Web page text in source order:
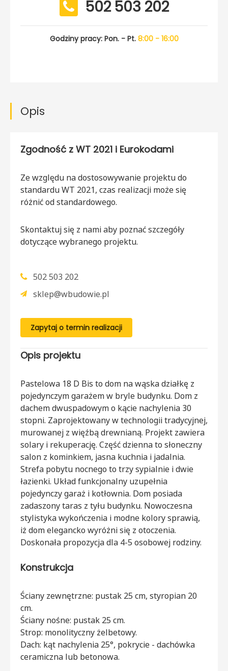
502 503 202
Godziny pracy: Pon. - Pt. 8:00 - 16:00
Opis
Zgodność z WT 2021 i Eurokodami
Ze względu na dostosowywanie projektu do
standardu WT 2021, czas realizacji może się
różnić od standardowego.
Skontaktuj się z nami aby poznać szczegóły
dotyczące wybranego projektu.
502 503 202
sklep@wbudowie.pl
Zapytaj o termin realizacji
Opis projektu
Pastelowa 18 D Bis to dom na wąska działkę z
pojedynczym garażem w bryle budynku. Dom z
dachem dwuspadowym o kącie nachylenia 30
stopni. Zaprojektowany w technologii tradycyjnej,
murowanej z więźbą drewnianą. Projekt zawiera
solary i rekuperację. Część dzienna to słoneczny
salon z kominkiem, jasna kuchnia i jadalnia.
Strefa pobytu nocnego to trzy sypialnie i dwie
łazienki. Układ funkcjonalny uzupełnia
pojedynczy garaż i kotłownia. Dom posiada
zadaszony taras z tyłu budynku. Nowoczesna
stylistyka wykończenia i modne kolory sprawią,
iż dom elegancko wyróżni się z otoczenia.
Doskonała propozycja dla 4-5 osobowej rodziny.
Konstrukcja
Ściany zewnętrzne: pustak 25 cm, styropian 20
cm.
Ściany nośne: pustak 25 cm.
Strop: monolityczny żelbetowy.
Dach: kąt nachylenia 25°, pokrycie - dachówka
ceramiczna lub betonowa.